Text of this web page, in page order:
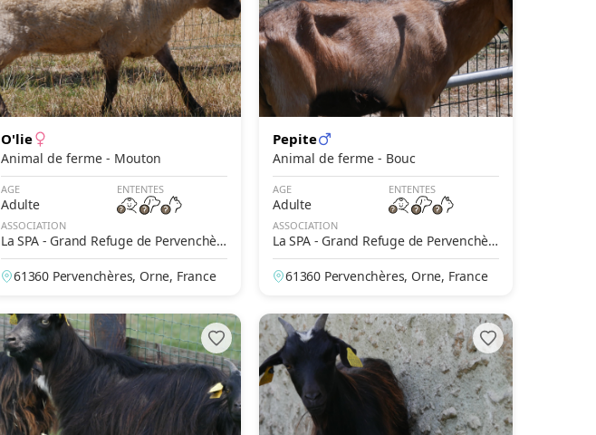
O'lie
Animal de ferme - Mouton
AGE
Adulte
ENTENTES
ASSOCIATION
La SPA - Grand Refuge de Pervenchèr
es
61360 Pervenchères, Orne, France
Pepite
Animal de ferme - Bouc
AGE
Adulte
ENTENTES
ASSOCIATION
La SPA - Grand Refuge de Pervenchèr
es
61360 Pervenchères, Orne, France